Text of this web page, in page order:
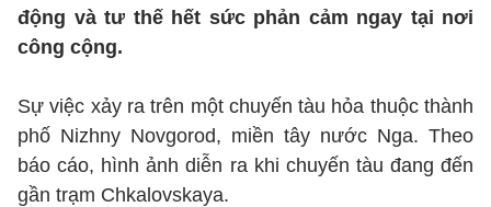
động và tư thế hết sức phản cảm ngay tại nơi
công cộng.
Sự việc xảy ra trên một chuyến tàu hỏa thuộc thành
phố Nizhny Novgorod, miền tây nước Nga. Theo
báo cáo, hình ảnh diễn ra khi chuyến tàu đang đến
gần trạm Chkalovskaya.